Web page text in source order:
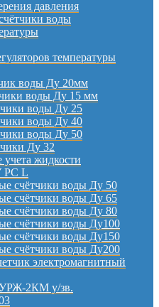
давления
воды
температуры
воды Ду 20мм
воды Ду 15 мм
воды Ду 25
воды Ду 40
воды Ду 50
Ду 32
жидкости
L
счётчики воды Ду 50
счётчики воды Ду 65
счётчики воды Ду 80
счётчики воды Ду100
счётчики воды Ду150
счётчики воды Ду200
электромагнитный
2КМ у/зв.